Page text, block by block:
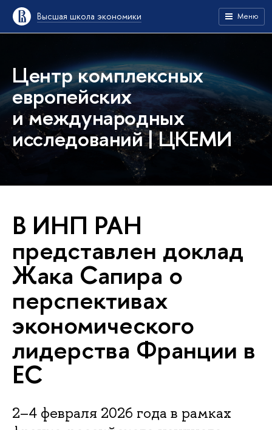
Высшая школа экономики Меню
Центр комплексных
европейских
и международных
исследований | ЦКЕМИ
В ИНП РАН
представлен доклад
Жака Сапира о
перспективах
экономического
лидерства Франции в
ЕС
2–4 февраля 2026 года в рамках